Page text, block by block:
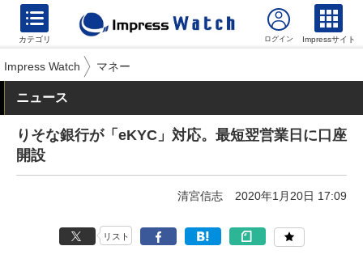
カテゴリ Impressサイト
Impress Watch マネー
ニュース
りそな銀行が「eKYC」対応。最短翌営業日に口座
開設
清宮信志 2020年1月20日 17:09
リスト